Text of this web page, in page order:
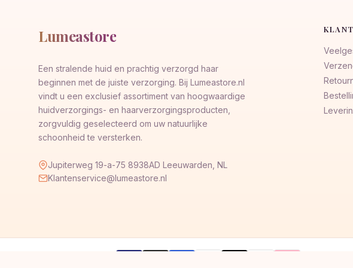
Lumeastore
Een stralende huid en prachtig verzorgd haar
beginnen met de juiste verzorging. Bij Lumeastore.nl
vindt u een exclusief assortiment van hoogwaardige
huidverzorgings- en haarverzorgingsproducten,
zorgvuldig geselecteerd om uw natuurlijke
schoonheid te versterken.
Jupiterweg 19-a-75 8938AD Leeuwarden, NL
Klantenservice@lumeastore.nl